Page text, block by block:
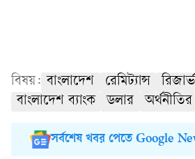
বিষয়: বাংলাদেশ রেমিট্যান্স রিজার্ভ
বাংলাদেশ ব্যাংক
ডলার
সর্বশেষ খবর পেতে Google